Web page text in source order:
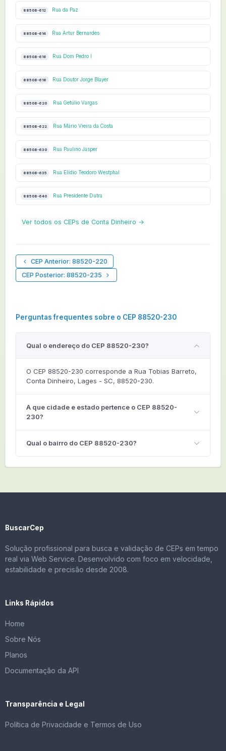
88508-612 Rua da Paz
88508-614 Rua Artur Bernardes
88508-616 Rua Dom Pedro I
88508-618 Rua Doutor Jorge Blayer
88508-620 Rua Getúlio Vargas
88508-622 Rua Mário Vieira da Costa
88508-630 Rua Paulino Jasper
88508-635 Rua Elídio Teodoro Westphal
88508-640 Rua Presidente Dutra
Ver todos os CEPs de Conta Dinheiro →
CEP Anterior: 88520-220
CEP Posterior: 88520-235
Perguntas frequentes sobre o CEP 88520-230
Qual o endereço do CEP 88520-230?
O CEP 88520-230 corresponde a Rua Tobias Barreto,
Conta Dinheiro, Lages - SC, 88520-230.
A que cidade e estado pertence o CEP 88520-
230?
Qual o bairro do CEP 88520-230?
BuscarCep
Solução profissional para busca e validação de CEPs em tempo
real via Web Service. Desenvolvido com foco em velocidade,
estabilidade e precisão desde 2008.
Links Rápidos
Home
Sobre Nós
Planos
Documentação da API
Transparência e Legal
Política de Privacidade e Termos de Uso